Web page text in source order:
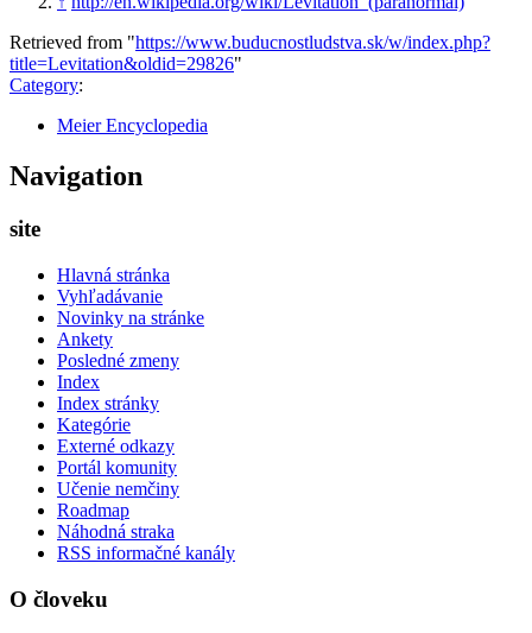
Retrieved from "https://www.buducnostludstva.sk/w/index.php?
title=Levitation&oldid=29826"
Category:
Meier Encyclopedia
Navigation
site
Hlavná stránka
Vyhľadávanie
Novinky na stránke
Ankety
Posledné zmeny
Index
Index stránky
Kategórie
Externé odkazy
Portál komunity
Učenie nemčiny
Roadmap
Náhodná straka
RSS informačné kanály
O človeku